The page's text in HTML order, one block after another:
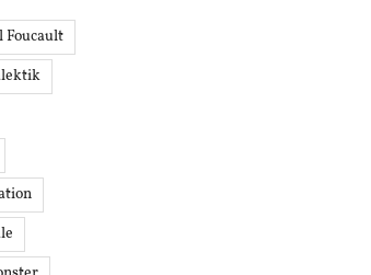
Foucault